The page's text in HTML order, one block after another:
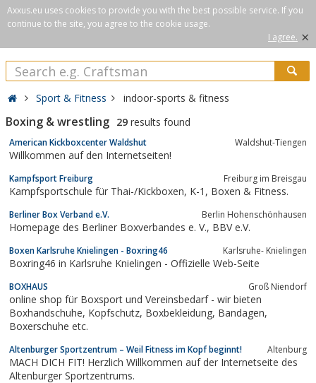
Axxus.eu uses cookies to provide you with the best possible service. If you
continue to the site, you agree to the cookie usage.
I agree. ×
Sport & Fitness indoor-sports & fitness
Boxing & wrestling 29 results found
American Kickboxcenter Waldshut Waldshut-Tiengen
Willkommen auf den Internetseiten!
Kampfsport Freiburg Freiburg im Breisgau
Kampfsportschule für Thai-/Kickboxen, K-1, Boxen & Fitness.
Berliner Box Verband e.V. Berlin Hohenschönhausen
Homepage des Berliner Boxverbandes e. V., BBV e.V.
Boxen Karlsruhe Knielingen - Boxring46 Karlsruhe- Knielingen
Boxring46 in Karlsruhe Knielingen - Offizielle Web-Seite
BOXHAUS Groß Niendorf
online shop für Boxsport und Vereinsbedarf - wir bieten
Boxhandschuhe, Kopfschutz, Boxbekleidung, Bandagen,
Boxerschuhe etc.
Altenburger Sportzentrum – Weil Fitness im Kopf beginnt! Altenburg
MACH DICH FIT! Herzlich Willkommen auf der Internetseite des
Altenburger Sportzentrums.